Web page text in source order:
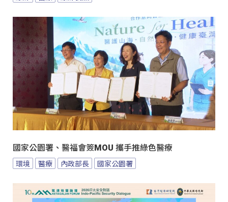
國家公園署、醫福會簽MOU 攜手推綠色醫療
環境 醫療 內政部長 國家公園署